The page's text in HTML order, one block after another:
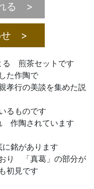
る >
せ >
る 煎茶セットです
た作陶で
孝行の美談を集めた説
るものです
作陶されています
銘があります
り 「真葛」の部分が
初見です